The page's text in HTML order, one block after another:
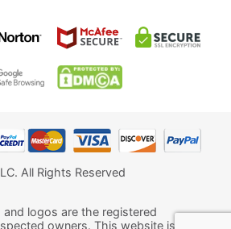
All Rights Reserved
logos are the registered
owners. This website is neither